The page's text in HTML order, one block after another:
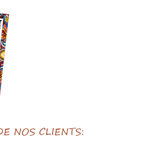
NOS CLIENTS: